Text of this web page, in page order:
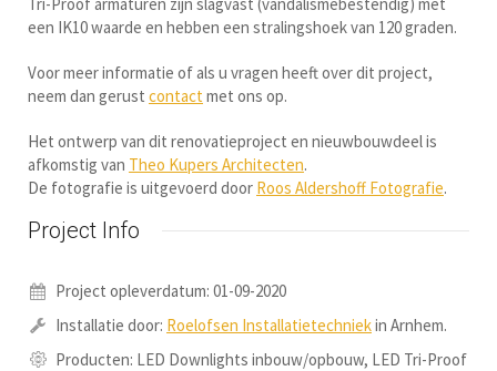
een IK10 waarde en hebben een stralingshoek van 120 graden.
Voor meer informatie of als u vragen heeft over dit project,
neem dan gerust contact met ons op.
Het ontwerp van dit renovatieproject en nieuwbouwdeel is
afkomstig van Theo Kupers Architecten.
De fotografie is uitgevoerd door Roos Aldershoff Fotografie.
Project Info
Project opleverdatum: 01-09-2020
Installatie door: Roelofsen Installatietechniekin Arnhem.
Producten: LED Downlights inbouw/opbouw, LED Tri-Proof